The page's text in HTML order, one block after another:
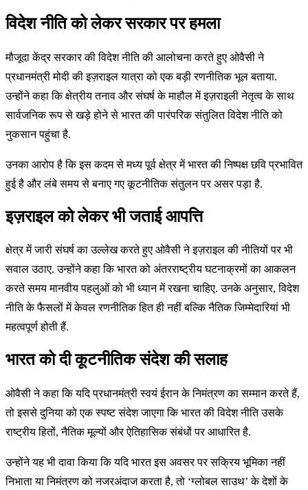
विदेश नीति को लेकर सरकार पर हमला
मौजूदा केंद्र सरकार की विदेश नीति की आलोचना करते हुए ओवैसी ने
प्रधानमंत्री मोदी की इज़राइल यात्रा को एक बड़ी रणनीतिक भूल बताया.
उन्होंने कहा कि क्षेत्रीय तनाव और संघर्ष के माहौल में इज़राइली नेतृत्व के साथ
सार्वजनिक रूप से खड़े होने से भारत की पारंपरिक संतुलित विदेश नीति को
नुकसान पहुंचा है.
उनका आरोप है कि इस कदम से मध्य पूर्व क्षेत्र में भारत की निष्पक्ष छवि प्रभावित
हुई है और लंबे समय से बनाए गए कूटनीतिक संतुलन पर असर पड़ा है.
इज़राइल को लेकर भी जताई आपत्ति
क्षेत्र में जारी संघर्ष का उल्लेख करते हुए ओवैसी ने इज़राइल की नीतियों पर भी
सवाल उठाए. उन्होंने कहा कि भारत को अंतरराष्ट्रीय घटनाक्रमों का आकलन
करते समय मानवीय पहलुओं को भी ध्यान में रखना चाहिए. उनके अनुसार, विदेश
नीति के फैसलों में केवल रणनीतिक हित ही नहीं बल्कि नैतिक जिम्मेदारियां भी
महत्वपूर्ण होती हैं.
भारत को दी कूटनीतिक संदेश की सलाह
ओवैसी ने कहा कि यदि प्रधानमंत्री स्वयं ईरान के निमंत्रण का सम्मान करते हैं,
तो इससे दुनिया को एक स्पष्ट संदेश जाएगा कि भारत की विदेश नीति उसके
राष्ट्रीय हितों, नैतिक मूल्यों और ऐतिहासिक संबंधों पर आधारित है.
उन्होंने यह भी दावा किया कि यदि भारत इस अवसर पर सक्रिय भूमिका नहीं
निभाता या निमंत्रण को नजरअंदाज करता है, तो ‘ग्लोबल साउथ’ के देशों के